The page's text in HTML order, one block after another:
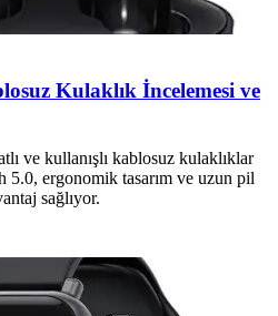
Kulaklık İncelemesi ve
ve kullanışlı kablosuz kulaklıklar
5.0, ergonomik tasarım ve uzun pil
sağlıyor.